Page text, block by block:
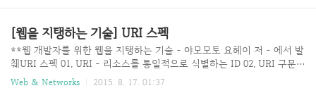
쿨한 URI 만들기1) 프로그래밍 언어나 구현 (프레임워크 등)에 의존적인
확장자와 경로를 포함하지 않는다.ex) http://example.com/cgi-bin/logi
n.pl - cgi의 쇠퇴- peal 언어로 작성됨. 만약 똑같은 서비스를 다른 언어
로 재구현 한다..
[웹을 지탱하는 기술] URI 스펙
**웹 개발자를 위한 웹을 지탱하는 기술 - 야모모토 요헤이 저 - 에서 발
췌URI 스펙 01. URI - 리소스를 통일적으로 식별하는 ID 02. URI 구문 (
RFC 3986 )ex) http: //reimaginer.tistory.com/entry/xper- URI Schem
Web & Networks 2015. 8. 17. 01:37